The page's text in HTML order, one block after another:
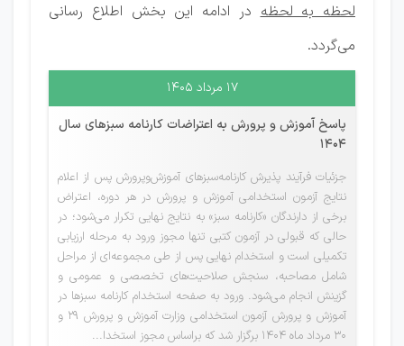
لحظه به لحظهدر ادامه این بخش اطلاع رسانی
می‌گردد.
۱۷ مرداد ۱۴۰۵
پاسخ آموزش و پرورش به اعتراضات کارنامه سبزهای سال
1404
جزئیات فرآیند پذیرش کارنامه‌سبزهای آموزش‌وپرورش پس از اعلام
نتایج آزمون استخدامی آموزش و پرورش در هر دوره، اعتراض
برخی از دارندگان «کارنامه سبز» به نتایج نهایی تکرار می‌شود؛ در
حالی که قبولی در آزمون کتبی تنها مجوز ورود به مرحله ارزیابی
تکمیلی است و استخدام نهایی پس از طی مجموعه‌ای از مراحل
شامل مصاحبه، سنجش صلاحیت‌های تخصصی و عمومی و
گزینش انجام می‌شود. ورود به صفحه استخدام کارنامه سبزها در
آموزش و پرورش آزمون استخدامی وزارت آموزش و پرورش ۲۹ و
۳۰ مرداد ماه ۱۴۰۴ برگزار شد که براساس مجوز استخدا...